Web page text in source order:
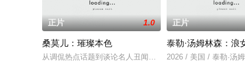
正片 1.0
桑莫儿：璀璨本色
从调侃热点话题到谈论名人丑闻，“喜剧女王”桑莫儿以大胆
正片
泰勒·汤姆林森：浪
2026 / 美国 / 泰勒·汤